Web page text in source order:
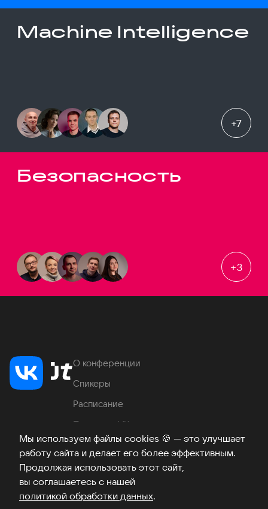
Мы используем файлы cookies 🍪 — это улучшает
работу сайта и делает его более эффективным.
Продолжая использовать этот сайт,
вы соглашаетесь с нашей
политикой обработки данных.
Machine Intelligence
+7
Безопасность
+3
О конференции
Спикеры
Расписание
Продукты VK
Место проведения
Часто задаваемые вопросы
ТелеграмВКонтакте
Хабр